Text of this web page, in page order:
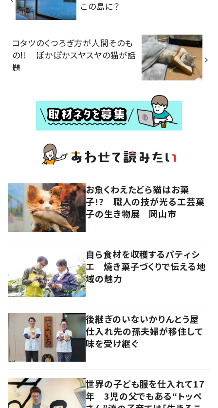
この島に？
コタツのくつろぎ方が人間そのも
の!! ぽかぽかスヤスヤの猫が話
題
お魚くわえたどら猫はお菓
子!? 職人の技が光る工芸菓
子の生き物展 岡山市
自ら食材を収穫するパティシ
エ 焼き菓子づくりで伝える地
域の魅力
後継ぎのいないかりんとう屋
仕入れ先の孫夫婦が移住して
味を受け継ぐ
世界の子ども服を仕入れて17
年 3児の父でもある“トッペ